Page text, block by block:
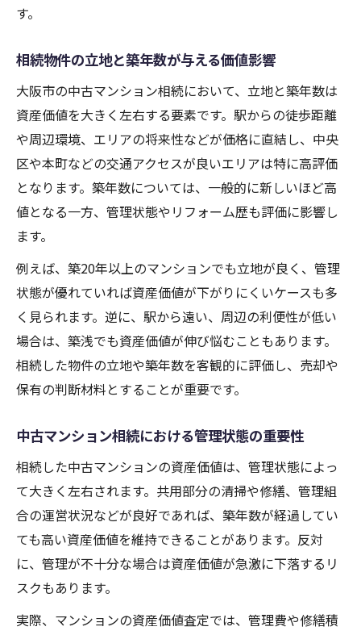
相続物件の価値向上に繋がる具体的対策集
相続中古マンションのリフォームで価値向
上
管理体制の見直しが相続物件価値を底上げ
相続後にできる内装・設備の改善ポイント
賃貸需要を意識した相続マンションの工夫
共用部分の整備による相続価値アップ戦略
す。
相続物件の立地と築年数が与える価値影響
大阪市の中古マンション相続において、立地と築年数は
資産価値を大きく左右する要素です。駅からの徒歩距離
や周辺環境、エリアの将来性などが価格に直結し、中央
区や本町などの交通アクセスが良いエリアは特に高評価
となります。築年数については、一般的に新しいほど高
値となる一方、管理状態やリフォーム歴も評価に影響し
ます。
例えば、築20年以上のマンションでも立地が良く、管理
状態が優れていれば資産価値が下がりにくいケースも多
く見られます。逆に、駅から遠い、周辺の利便性が低い
場合は、築浅でも資産価値が伸び悩むこともあります。
相続した物件の立地や築年数を客観的に評価し、売却や
保有の判断材料とすることが重要です。
中古マンション相続における管理状態の重要性
相続した中古マンションの資産価値は、管理状態によっ
て大きく左右されます。共用部分の清掃や修繕、管理組
合の運営状況などが良好であれば、築年数が経過してい
ても高い資産価値を維持できることがあります。反対
に、管理が不十分な場合は資産価値が急激に下落するリ
スクもあります。
実際、マンションの資産価値査定では、管理費や修繕積